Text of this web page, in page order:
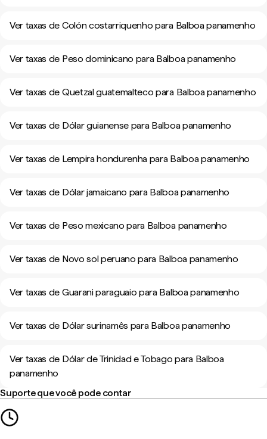
Ver taxas de Colón costarriquenho para Balboa panamenho
Ver taxas de Peso dominicano para Balboa panamenho
Ver taxas de Quetzal guatemalteco para Balboa panamenho
Ver taxas de Dólar guianense para Balboa panamenho
Ver taxas de Lempira hondurenha para Balboa panamenho
Ver taxas de Dólar jamaicano para Balboa panamenho
Ver taxas de Peso mexicano para Balboa panamenho
Ver taxas de Novo sol peruano para Balboa panamenho
Ver taxas de Guarani paraguaio para Balboa panamenho
Ver taxas de Dólar surinamês para Balboa panamenho
Ver taxas de Dólar de Trinidad e Tobago para Balboa
panamenho
Suporte que você pode contar